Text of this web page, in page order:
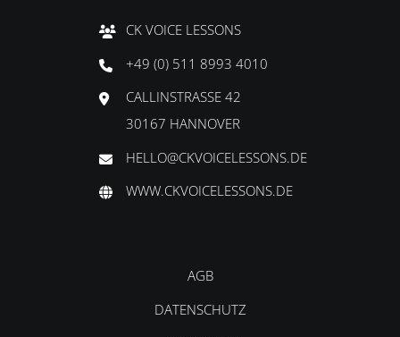
CK VOICE LESSONS
+49 (0) 511 8993 4010
CALLINSTRASSE 42
30167 HANNOVER
HELLO@CKVOICELESSONS.DE
WWW.CKVOICELESSONS.DE
AGB
DATENSCHUTZ